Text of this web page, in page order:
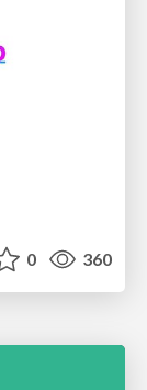
0 360